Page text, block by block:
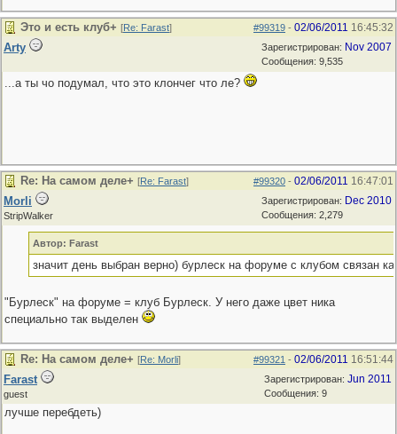
#99319 - 02/06/2011 16:45:32
Это и есть клуб+ [Re: Farast]
Зарегистрирован: Nov 2007
Сообщения: 9,535
Arty
...а ты чо подумал, что это клончег что ле?
#99320 - 02/06/2011 16:47:01
Re: На самом деле+ [Re: Farast]
Зарегистрирован: Dec 2010
Сообщения: 2,279
Morli
StripWalker
Автор: Farast
значит день выбран верно) бурлеск на форуме с клубом связан
"Бурлеск" на форуме = клуб Бурлеск. У него даже цвет ника
специально так выделен
#99321 - 02/06/2011 16:51:44
Re: На самом деле+ [Re: Morli]
Зарегистрирован: Jun 2011
Сообщения: 9
Farast
guest
лучше перебдеть)